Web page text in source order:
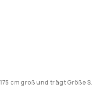
cm groß und trägt Größe S.